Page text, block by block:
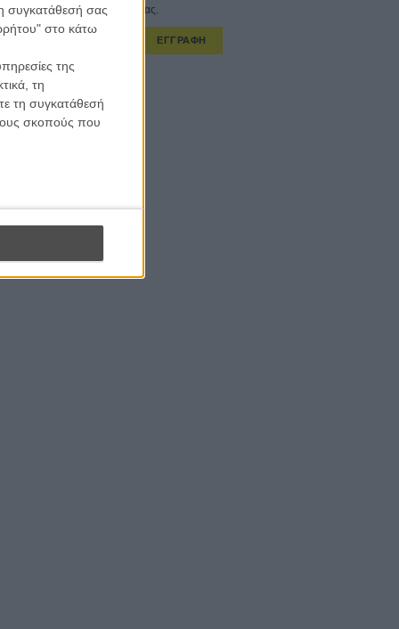
συγκατάθεσή σας
στο κάτω
της
τη
τη συγκατάθεσή
σκοπούς που
εβδομαδιαίο newsletter μας.
ΕΓΓΡΑΦΗ
λαμβάνω τα newsletter σας.